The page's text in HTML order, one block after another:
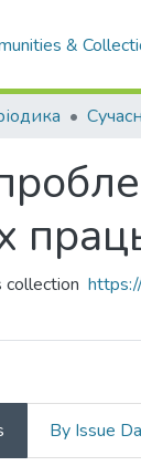
&
collection
By Issue